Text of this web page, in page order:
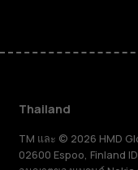
Thailand
TM และ © 2026 HMD
02600 Espoo, Finland